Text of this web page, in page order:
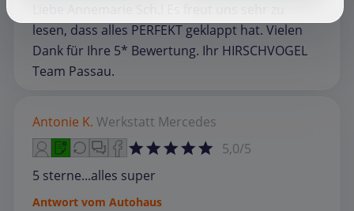
lesen, dass alles PERFEKT geklappt hat. Vielen
Dank für Ihre 5* Bewertung. Ihr HIRSCHVOGEL
Team Passau.
Antonie K. Werkstatt Mercedes
5,0/5
5 sterne...alles super
Antwort vom Autohaus